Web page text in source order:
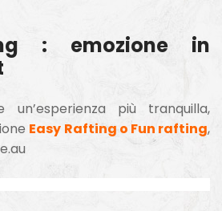
: emozione in
più tranquilla,
Easy Rafting o Fun rafting,